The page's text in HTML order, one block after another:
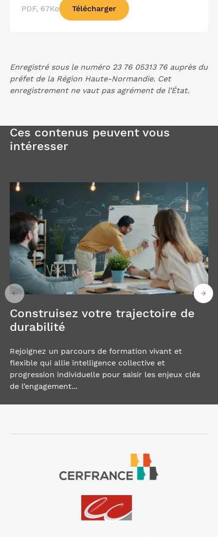
PDF, 67Ko Télécharger
Enregistré sous le numéro 23 76 05313 76 auprès du
préfet de la Région Haute-Normandie. Cet
enregistrement ne vaut pas agrément de l’État.
Ces contenus peuvent vous
intéresser
Construisez votre trajectoire de
durabilité
Rejoignez un parcours de formation vivant et
flexible qui allie intelligence collective et
progression individuelle pour saisir les enjeux clés
de l’engagement...